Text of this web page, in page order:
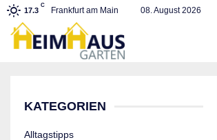
17.3
C
Frankfurt am Main 08. August 2026
KATEGORIEN
Alltagstipps